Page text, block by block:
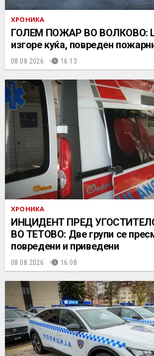
ХРОНИКА
ГОЛЕМ ПОЖАР ВО ВОЛКОВО:
изгоре куќа, повреден
08.08.2026. 16:13
ХРОНИКА
ИНЦИДЕНТ ПРЕД
ВО ТЕТОВО: Две групи се
повредени и приведени
08.08.2026. 16:08